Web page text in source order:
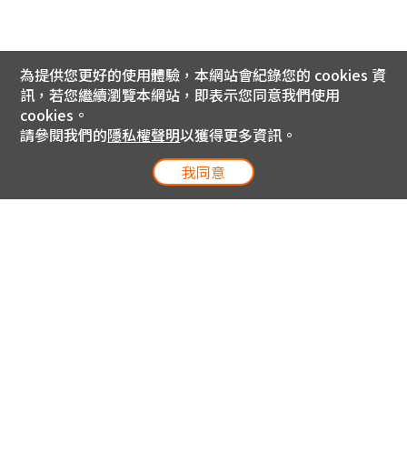
為提供您更好的使用體驗，本網站會紀錄您的 cookies 資
訊，若您繼續瀏覽本網站，即表示您同意我們使用
cookies。
請參閱我們的隱私權聲明以獲得更多資訊。
我同意